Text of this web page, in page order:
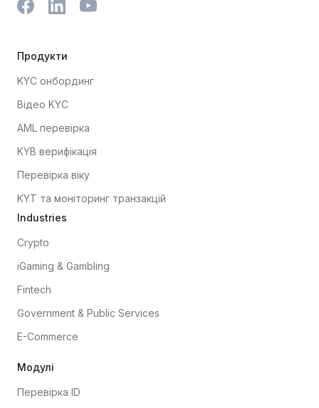
Продукти
KYC онбординг
Відео KYC
AML перевірка
KYB верифікація
Перевірка віку
KYT та моніторинг транзакцій
Industries
Crypto
iGaming & Gambling
Fintech
Government & Public Services
E-Commerce
Модулі
Перевірка ID